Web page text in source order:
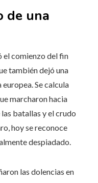
de una
el comienzo del fin
también dejó una
Se calcula
marcharon hacia
batallas y el crudo
hoy se reconoce
despiadado.
las dolencias en